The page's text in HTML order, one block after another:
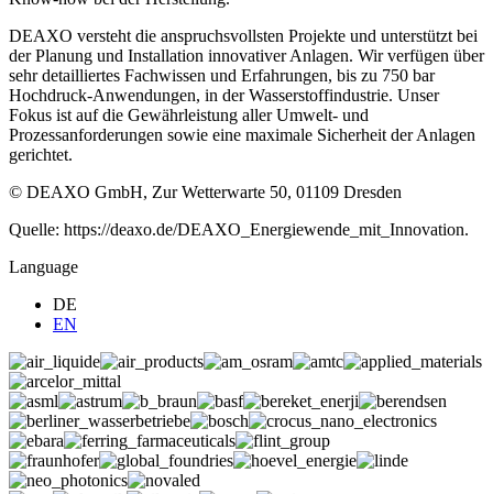
DEAXO versteht die anspruchsvollsten Projekte und unterstützt bei
der Planung und Installation innovativer Anlagen. Wir verfügen über
sehr detailliertes Fachwissen und Erfahrungen, bis zu 750 bar
Hochdruck-Anwendungen, in der Wasserstoffindustrie. Unser
Fokus ist auf die Gewährleistung aller Umwelt- und
Prozessanforderungen sowie eine maximale Sicherheit der Anlagen
gerichtet.
© DEAXO GmbH, Zur Wetterwarte 50, 01109 Dresden
Quelle: https://deaxo.de/DEAXO_Energiewende_mit_Innovation.
Language
DE
EN